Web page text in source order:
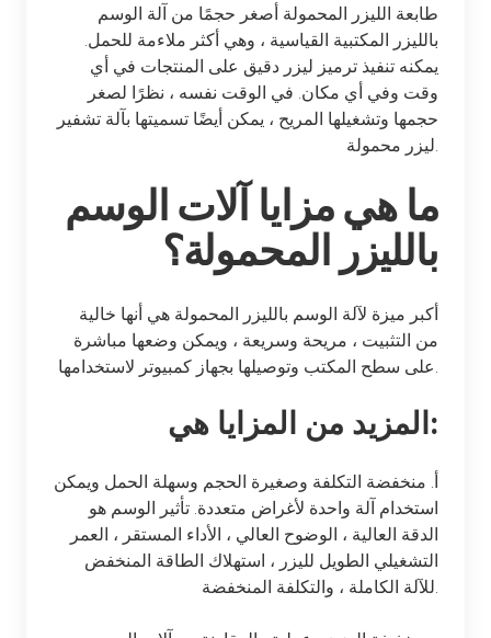
طابعة الليزر المحمولة أصغر حجمًا من آلة الوسم
بالليزر المكتبية القياسية ، وهي أكثر ملاءمة للحمل.
يمكنه تنفيذ ترميز ليزر دقيق على المنتجات في أي
وقت وفي أي مكان. في الوقت نفسه ، نظرًا لصغر
حجمها وتشغيلها المريح ، يمكن أيضًا تسميتها بآلة تشفير
ليزر محمولة.
بالليزر المحمولة؟
أكبر ميزة لآلة الوسم بالليزر المحمولة هي أنها خالية
من التثبيت ، مريحة وسريعة ، ويمكن وضعها مباشرة
على سطح المكتب وتوصيلها بجهاز كمبيوتر لاستخدامها.
المزيد من المزايا هي:
أ. منخفضة التكلفة وصغيرة الحجم وسهلة الحمل ويمكن
استخدام آلة واحدة لأغراض متعددة. تأثير الوسم هو
الدقة العالية ، الوضوح العالي ، الأداء المستقر ، العمر
التشغيلي الطويل لليزر ، استهلاك الطاقة المنخفض
للآلة الكاملة ، والتكلفة المنخفضة.